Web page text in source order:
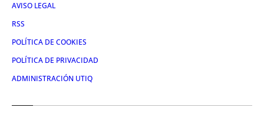
AVISO LEGAL
RSS
POLÍTICA DE COOKIES
POLÍTICA DE PRIVACIDAD
ADMINISTRACIÓN UTIQ